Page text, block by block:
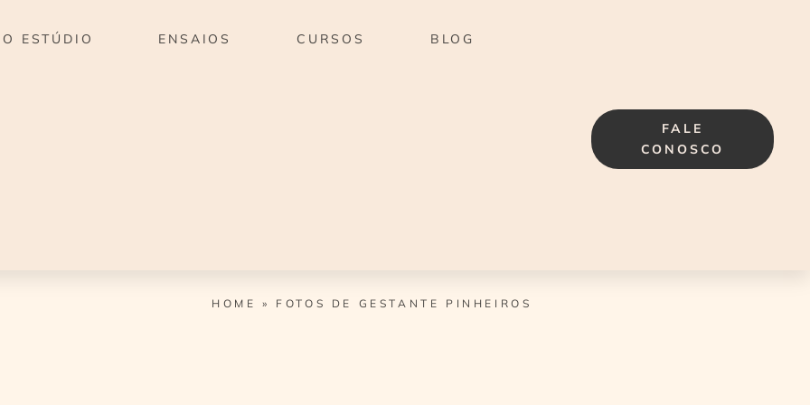
O ESTÚDIO ENSAIOS CURSOS BLOG
FALE
CONOSCO
HOME » FOTOS DE GESTANTE PINHEIROS